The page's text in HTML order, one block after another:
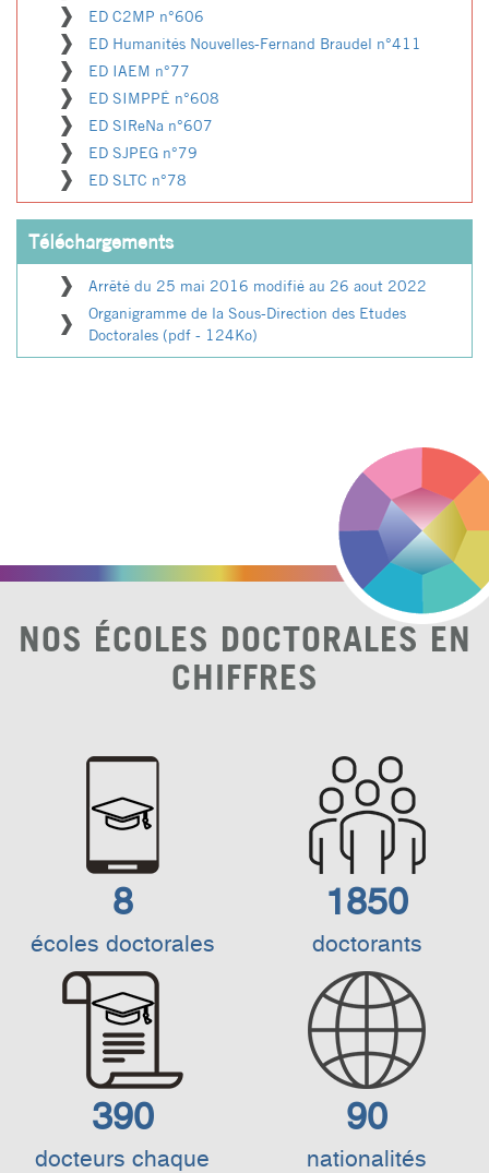
ED C2MP n°606
ED Humanités Nouvelles-Fernand Braudel n°411
ED IAEM n°77
ED SIMPPÉ n°608
ED SIReNa n°607
ED SJPEG n°79
ED SLTC n°78
Téléchargements
Arrêté du 25 mai 2016 modifié au 26 aout 2022
Organigramme de la Sous-Direction des Etudes
Doctorales (pdf - 124Ko)
NOS ÉCOLES DOCTORALES EN
CHIFFRES
8
écoles doctorales
1850
doctorants
390
docteurs chaque
90
nationalités